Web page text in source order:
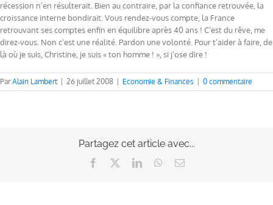
récession n’en résulterait. Bien au contraire, par la confiance retrouvée, la
croissance interne bondirait. Vous rendez-vous compte, la France
retrouvant ses comptes enfin en équilibre après 40 ans ! C’est du rêve, me
direz-vous. Non c’est une réalité. Pardon une volonté. Pour t’aider à faire, de
là où je suis, Christine, je suis « ton homme ! », si j’ose dire !
ParAlain Lambert 26 juillet 2008 Economie & Finances 0 commentaire
Partagez cet article avec...
Facebook LinkedInWhatsApp
Email